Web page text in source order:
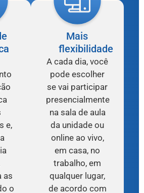
e,
as
o
Mais
flexibilidade
A cada dia, você
pode escolher
se vai participar
presencialmente
na sala de aula
da unidade ou
online ao vivo,
em casa, no
trabalho, em
qualquer lugar,
de acordo com